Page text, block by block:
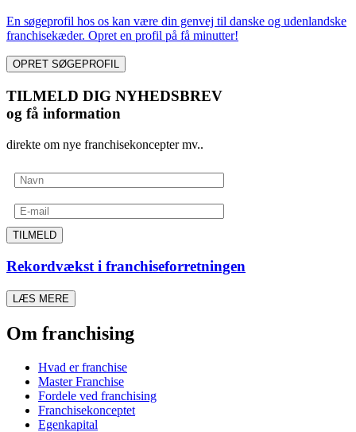
En søgeprofil hos os kan være din genvej til danske og udenlandske
franchisekæder. Opret en profil på få minutter!
OPRET SØGEPROFIL
TILMELD DIG NYHEDSBREV
og få information
direkte om nye franchisekoncepter mv..
TILMELD
Rekordvækst i franchiseforretningen
LÆS MERE
Om franchising
Hvad er franchise
Master Franchise
Fordele ved franchising
Franchisekonceptet
Egenkapital